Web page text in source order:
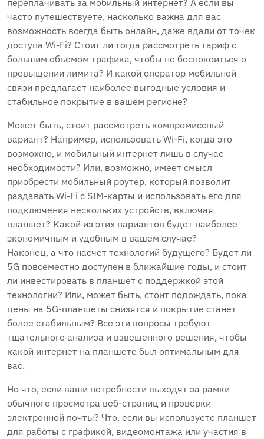
переплачивать за мобильный интернет? А если вы
часто путешествуете, насколько важна для вас
возможность всегда быть онлайн, даже вдали от точек
доступа Wi-Fi? Стоит ли тогда рассмотреть тариф с
большим объемом трафика, чтобы не беспокоиться о
превышении лимита? И какой оператор мобильной
связи предлагает наиболее выгодные условия и
стабильное покрытие в вашем регионе?
Может быть, стоит рассмотреть компромиссный
вариант? Например, использовать Wi-Fi, когда это
возможно, и мобильный интернет лишь в случае
необходимости? Или, возможно, имеет смысл
приобрести мобильный роутер, который позволит
раздавать Wi-Fi с SIM-карты и использовать его для
подключения нескольких устройств, включая
планшет? Какой из этих вариантов будет наиболее
экономичным и удобным в вашем случае?
Наконец, а что насчет технологий будущего? Будет ли
5G повсеместно доступен в ближайшие годы, и стоит
ли инвестировать в планшет с поддержкой этой
технологии? Или, может быть, стоит подождать, пока
цены на 5G-планшеты снизятся и покрытие станет
более стабильным? Все эти вопросы требуют
тщательного анализа и взвешенного решения, чтобы
какой интернет на планшете был оптимальным для
вас.
Но что, если ваши потребности выходят за рамки
обычного просмотра веб-страниц и проверки
электронной почты? Что, если вы используете планшет
для работы с графикой, видеомонтажа или участия в